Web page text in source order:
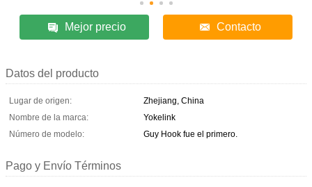
Mejor precio Contacto
Datos del producto
Lugar de origen:
Zhejiang, China
Nombre de la marca:
Yokelink
Número de modelo:
Guy Hook fue el primero.
Pago y Envío Términos